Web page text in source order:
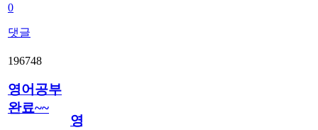
0
댓글
196748
영어공부
완료~~
영